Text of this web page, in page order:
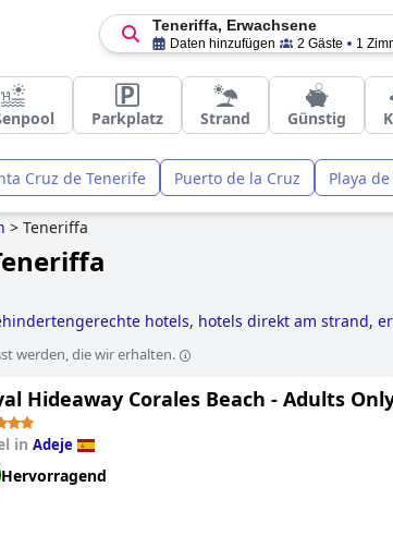
Teneriffa, Erwachsene
Daten hinzufügen 2 Gäste 1
Parkplatz Strand Günstig
Cruz de Tenerife Puerto de la Cruz Playa
> Teneriffa
hotels, hotels direkt am strand,
werden, die wir erhalten.
Hideaway Corales Beach - Adults
in Adeje
Hervorragend